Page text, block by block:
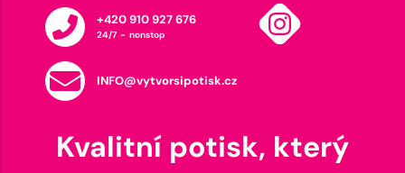
+420 910 927 676
24/7 - nonstop
INFO@vytvorsipotisk.cz
Kvalitní potisk, který